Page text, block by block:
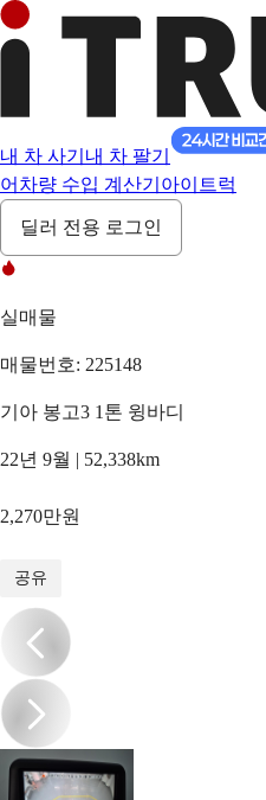
내 차 사기 내 차 팔기
어 차량 수입 계산기 아이트럭
딜러 전용 로그인
실매물
매물번호: 225148
기아 봉고3 1톤 윙바디
22년 9월 | 52,338km
2,270만원
공유
/19